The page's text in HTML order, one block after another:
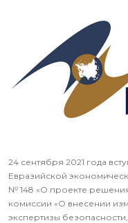
24 сентября 2021 года
Евразийской
№ 148 «О проекте
комиссии «О внесении
экспертизы